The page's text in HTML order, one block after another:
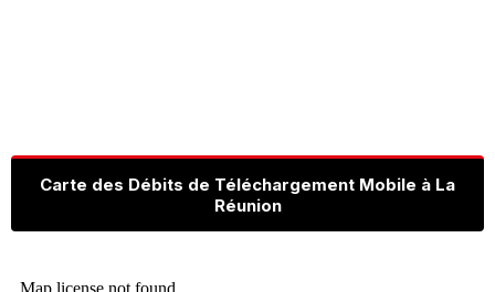
Carte des Débits de Téléchargement Mobile à La
Réunion